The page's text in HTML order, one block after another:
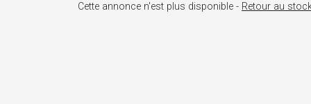
Cette annonce n'est plus disponible - Retour au